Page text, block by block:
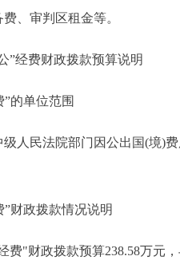
、审判区租金等。
经费财政拨款预算说明
单位范围
民法院部门因公出国(境)费
政拨款情况说明
"财政拨款预算238.58万元，